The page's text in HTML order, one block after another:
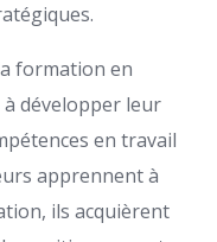
formation en
développer leur
en travail
apprennent à
ils acquièrent